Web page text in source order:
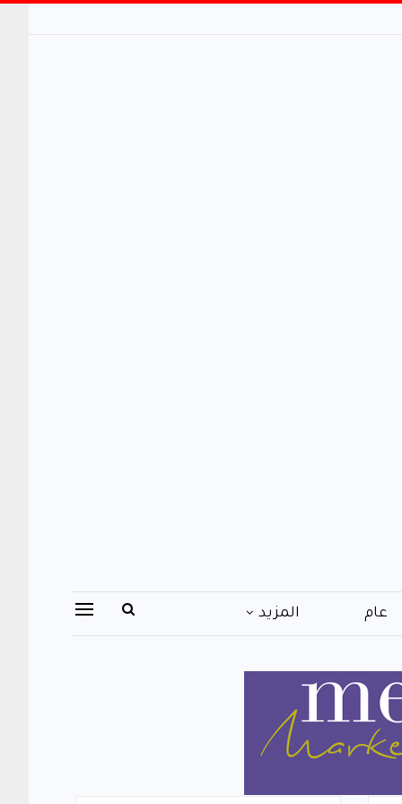
عام المزيد